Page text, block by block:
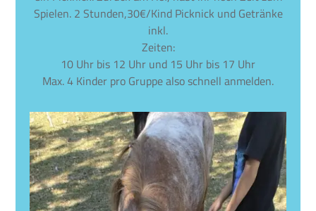
Spielen. 2 Stunden,30€/Kind Picknick und Getränke
inkl.
Zeiten:
10 Uhr bis 12 Uhr und 15 Uhr bis 17 Uhr
Max. 4 Kinder pro Gruppe also schnell anmelden.